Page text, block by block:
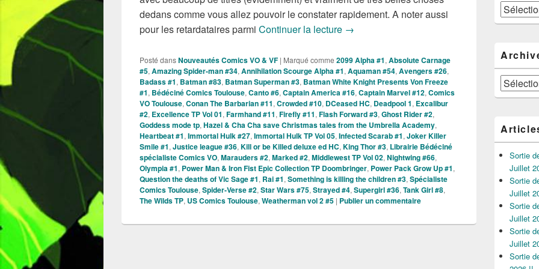
dedans comme vous allez pouvoir le constater rapidement. A noter aussi
pour les retardataires parmi Continuer la lecture Sorties des Comics VO de la Semaine du 20
→
Posté dansNouveautés Comics VO & VF | Marqué comme 2099 Alpha #1, Absolute Carnage
#5, Amazing Spider-man #34, Annihilation Scourge Alpha #1, Aquaman #54, Avengers #26,
Badass #1, Batman #83, Batman Superman #3, Batman White Knight Presents Von Freeze
#1, Bédéciné Comics Toulouse, Canto #6, Captain America #16, Captain Marvel #12, Comics
VO Toulouse, Conan The Barbarian #11, Crowded #10, DCeased HC, Deadpool 1, Excalibur
#2, Excellence TP Vol 01, Farmhand #11, Firefly #11, Flash Forward #3, Ghost Rider #2,
Goddess mode tp, Hazel & Cha Cha save Christmas tales from the Umbrella Academy,
Heartbeat #1, Immortal Hulk #27, Immortal Hulk TP Vol 05, Infected Scarab #1, Joker Killer
Smile #1, Justice league #36, Kill or be Killed deluxe ed HC, King Thor #3, Librairie Bédéciné
spécialiste Comics VO, Marauders #2, Marked #2, Middlewest TP Vol 02, Nightwing #66,
Olympia #1, Power Man & Iron Fist Epic Collection TP Doombringer, Power Pack Grow Up #1,
Question the deaths of Vic Sage #1, Rai #1, Something is killing the children #3, Spécialiste
Comics Toulouse, Spider-Verse #2, Star Wars #75, Strayed #4, Supergirl #36, Tank Girl #8,
The Wilds TP, US Comics Toulouse, Weatherman vol 2 #5 | Publier un commentaire
Catégories
Archives
Sortie
Juillet
Sortie
Juillet
Sortie
Juillet
Sortie
Juillet
Sortie